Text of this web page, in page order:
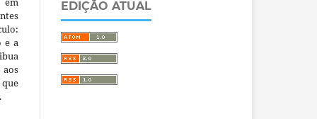
e a
EDIÇÃO ATUAL